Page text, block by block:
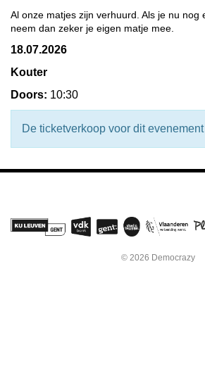
Al onze matjes zijn verhuurd. Als je nu nog
neem dan zeker je eigen matje mee.
18.07.2026
Kouter
Doors: 10:30
De ticketverkoop voor dit
© 2026 Democrazy